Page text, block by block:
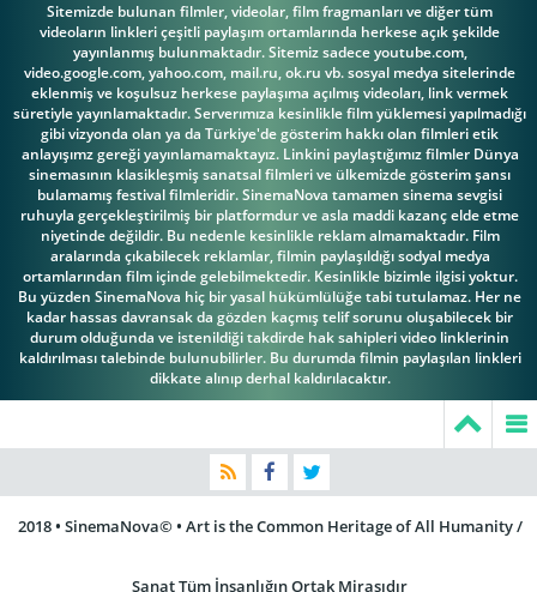
Sitemizde bulunan filmler, videolar, film fragmanları ve diğer tüm
videoların linkleri çeşitli paylaşım ortamlarında herkese açık şekilde
yayınlanmış bulunmaktadır. Sitemiz sadece youtube.com,
video.google.com, yahoo.com, mail.ru, ok.ru vb. sosyal medya sitelerinde
eklenmiş ve koşulsuz herkese paylaşıma açılmış videoları, link vermek
süretiyle yayınlamaktadır. Serverımıza kesinlikle film yüklemesi yapılmadığı
gibi vizyonda olan ya da Türkiye'de gösterim hakkı olan filmleri etik
anlayışımz gereği yayınlamamaktayız. Linkini paylaştığımız filmler Dünya
sinemasının klasikleşmiş sanatsal filmleri ve ülkemizde gösterim şansı
bulamamış festival filmleridir. SinemaNova tamamen sinema sevgisi
ruhuyla gerçekleştirilmiş bir platformdur ve asla maddi kazanç elde etme
niyetinde değildir. Bu nedenle kesinlikle reklam almamaktadır. Film
aralarında çıkabilecek reklamlar, filmin paylaşıldığı sodyal medya
ortamlarından film içinde gelebilmektedir. Kesinlikle bizimle ilgisi yoktur.
Bu yüzden SinemaNova hiç bir yasal hükümlülüğe tabi tutulamaz. Her ne
kadar hassas davransak da gözden kaçmış telif sorunu oluşabilecek bir
durum olduğunda ve istenildiği takdirde hak sahipleri video linklerinin
kaldırılması talebinde bulunubilirler. Bu durumda filmin paylaşılan linkleri
dikkate alınıp derhal kaldırılacaktır.
2018 • SinemaNova© • Art is the Common Heritage of All Humanity /
Sanat Tüm İnsanlığın Ortak Mirasıdır